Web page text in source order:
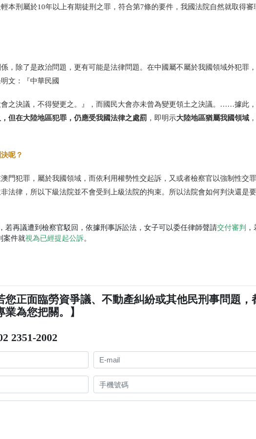
本刑屬於10年以上有期徒刑之罪，符合第7條的要件，我國法院自然就取得審
，除了是政治問題，更有可能是法律問題。在中國屬不屬於我國領域外犯罪
文：『中華民國
之決議，不得變更之。』，而國民大會亦未曾為變更領土之決議。……據此，
但在大陸地區犯罪，仍應受我國法律之處罰 ，即明示大陸地區猶屬我國領域
呢？
門犯罪，屬於我國領域，而依利用權勢性交起訴，又或者檢察官以強制性交
法律，所以下級法院並不會受到上級法院的拘束。所以法院會如何判決還是
若再議遭到檢察官駁回，依據刑事訴訟法，女子可以委任律師聲請交付審判
案件就視為已經提起公訴。
您正面臨勞資爭議、不動產糾紛或其他民刑事問題，
為您把關。】
2351-2002